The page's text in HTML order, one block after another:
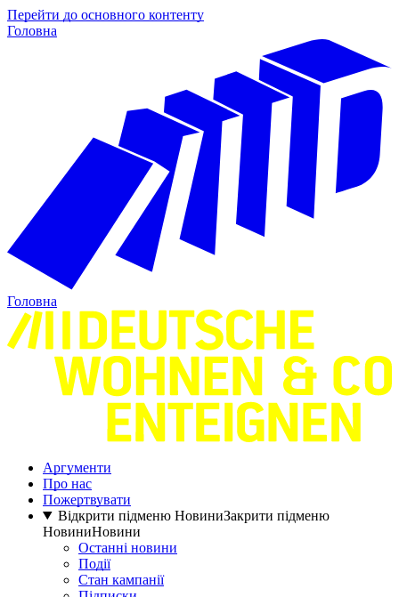
Перейти до основного контенту
Головна
Головна
Аргументи
Про нас
Пожертвувати
Відкрити підменю НовиниЗакрити підменю
НовиниНовини
Останні новини
Події
Стан кампанії